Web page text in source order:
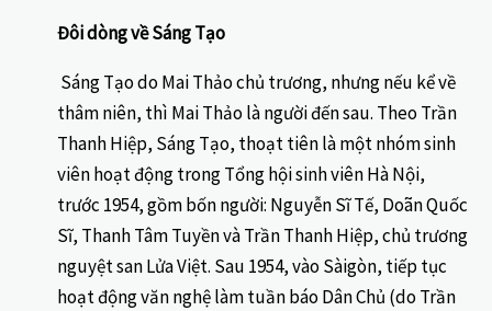
Đôi dòng về Sáng Tạo
Sáng Tạo do Mai Thảo chủ trương, nhưng nếu kể về
thâm niên, thì Mai Thảo là người đến sau. Theo Trần
Thanh Hiệp, Sáng Tạo, thoạt tiên là một nhóm sinh
viên hoạt động trong Tổng hội sinh viên Hà Nội,
trước 1954, gồm bốn người: Nguyễn Sĩ Tế, Doãn Quốc
Sĩ, Thanh Tâm Tuyền và Trần Thanh Hiệp, chủ trương
nguyệt san Lửa Việt. Sau 1954, vào Sàigòn, tiếp tục
hoạt động văn nghệ làm tuần báo Dân Chủ (do Trần